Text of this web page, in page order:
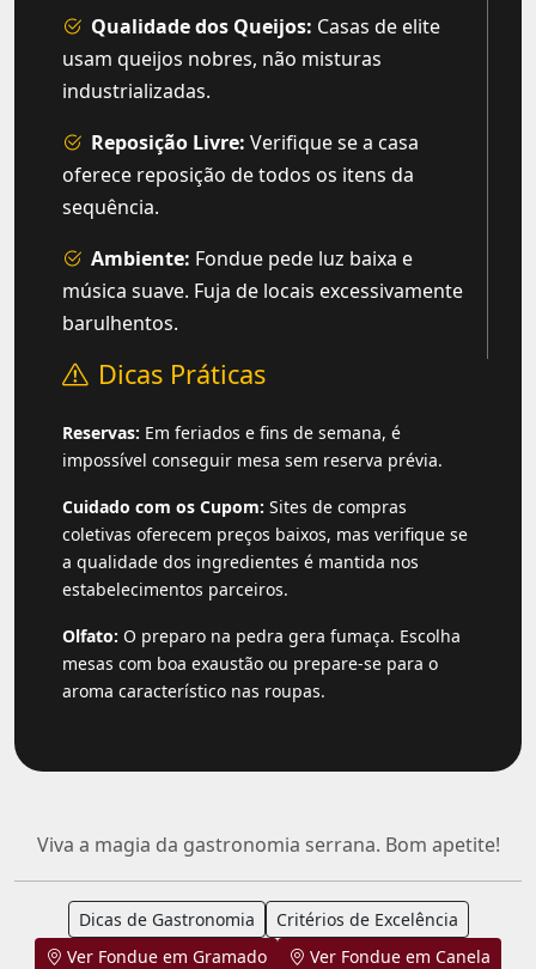
Qualidade dos Queijos: Casas de elite
usam queijos nobres, não misturas
industrializadas.
Reposição Livre: Verifique se a casa
oferece reposição de todos os itens da
sequência.
Ambiente: Fondue pede luz baixa e
música suave. Fuja de locais excessivamente
barulhentos.
Dicas Práticas
Reservas: Em feriados e fins de semana, é
impossível conseguir mesa sem reserva prévia.
Cuidado com os Cupom: Sites de compras
coletivas oferecem preços baixos, mas verifique se
a qualidade dos ingredientes é mantida nos
estabelecimentos parceiros.
Olfato: O preparo na pedra gera fumaça. Escolha
mesas com boa exaustão ou prepare-se para o
aroma característico nas roupas.
Viva a magia da gastronomia serrana. Bom apetite!
Dicas de Gastronomia
Critérios de Excelência
Ver Fondue em Gramado
Ver Fondue em Canela